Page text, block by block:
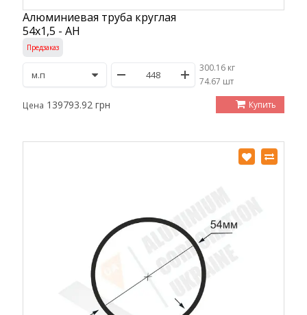
Алюминиевая труба круглая
54х1,5 - АН
Предзаказ
300.16 кг
/74.67 шт
Цена 139793.92 грн Купить